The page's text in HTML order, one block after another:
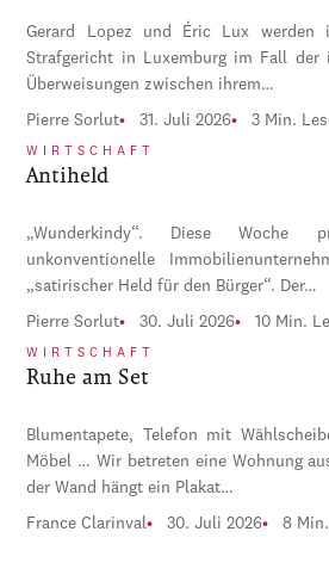
Gerard Lopez und Éric Lux werden
Strafgericht in Luxemburg im Fall der
Überweisungen zwischen ihrem…
Pierre Sorlut 31. Juli 2026 3 Min.
WIRTSCHAFT
Antiheld
„Wunderkindy“. Diese Woche
unkonventionelle
„satirischer Held für den Bürger“. Der…
Pierre Sorlut 30. Juli 2026 10 Min.
WIRTSCHAFT
Ruhe am Set
Blumentapete, Telefon mit
Möbel … Wir betreten eine Wohnung
der Wand hängt ein Plakat…
France Clarinval 30. Juli 2026 8